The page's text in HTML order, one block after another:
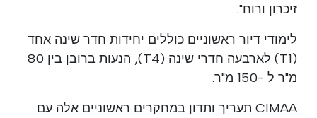
זיכרון ורוח".
לימודי דיור ראשוניים כוללים יחידות חדר שינה אחד
(T1) לארבעה חדרי שינה (T4), הנעות ברובן בין 80
מ"ר ל -150 מ"ר.
CIMAA תעריך ותדון במחקרים ראשוניים אלה עם